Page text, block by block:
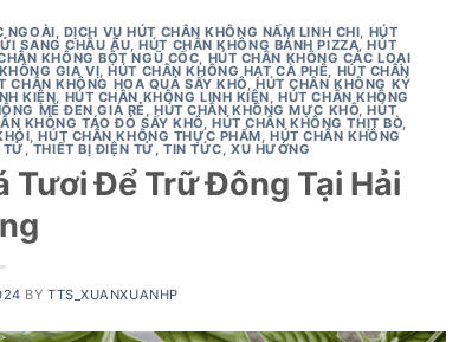
NGOÀI, DỊCH VỤ HÚT CHÂN KHÔNG NẤM LINH CHI, HÚT
SANG CHÂU ÂU,HÚT CHÂN KHÔNG BÁNH PIZZA,HÚT
KHÔNG BỘT NGŨ CỐC, HÚT CHÂN KHÔNG CÁC LOẠI
GIA VỊ,HÚT CHÂN KHÔNG HẠT CÀ PHÊ, HÚT CHÂN
CHÂN KHÔNG HOA QUẢ SẤY KHÔ,HÚT CHÂN KHÔNG KỶ
KIỆN, HÚT CHÂN KHÔNG LINH KIỆN,HÚT CHÂN KHÔNG
MÈ ĐEN GIÁ RẺ, HÚT CHÂN KHÔNG MỰC KHÔ,HÚT
KHÔNG TÁO ĐỎ SẤY KHÔ,HÚT CHÂN KHÔNG THỊT BÒ,
,HÚT CHÂN KHÔNG THỰC PHẨM,HÚT CHÂN KHÔNG
TỬ , THIẾT BỊ ĐIỆN TỬ , TIN TỨC,XU HƯỚNG
Tươi Để Trữ Đông Tại Hải
BYTTS_XUANXUANHP